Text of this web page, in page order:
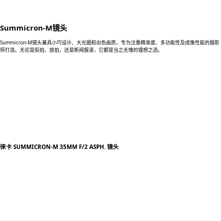
Summicron-M镜头
Summicron-M镜头兼具小巧设计、大光圈和出色画质，专为注重精准度、多功能性及成像性能的摄影
师打造。无论是街拍、旅拍，还是新闻报道，它都是当之无愧的理想之选。
徕卡 SUMMICRON-M 35MM F/2 ASPH. 镜头